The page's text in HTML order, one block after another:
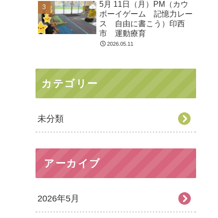
5月 11日（月）PM（カウ
ボーイゲーム 記憶力レー
ス 自由に書こう）印西
市 運動療育
2026.05.11
カテゴリー
未分類
アーカイブ
2026年5月